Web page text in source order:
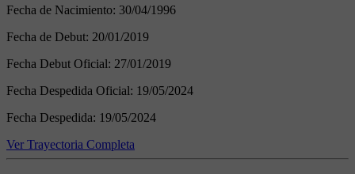
Fecha de Nacimiento: 30/04/1996
Fecha de Debut: 20/01/2019
Fecha Debut Oficial: 27/01/2019
Fecha Despedida Oficial: 19/05/2024
Fecha Despedida: 19/05/2024
Ver Trayectoria Completa